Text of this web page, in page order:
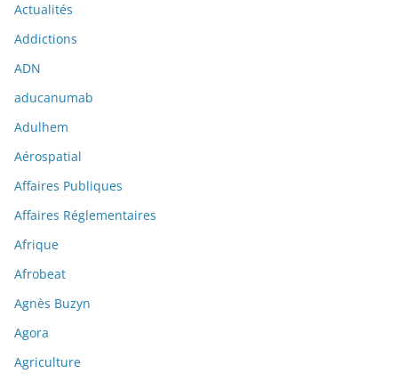
Actualités
Addictions
ADN
aducanumab
Adulhem
Aérospatial
Affaires Publiques
Affaires Réglementaires
Afrique
Afrobeat
Agnès Buzyn
Agora
Agriculture